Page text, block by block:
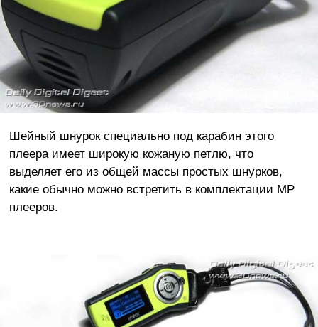
Шейный шнурок специально под карабин этого
плеера имеет широкую кожаную петлю, что
выделяет его из общей массы простых шнурков,
какие обычно можно встретить в комплектации MP
плееров.